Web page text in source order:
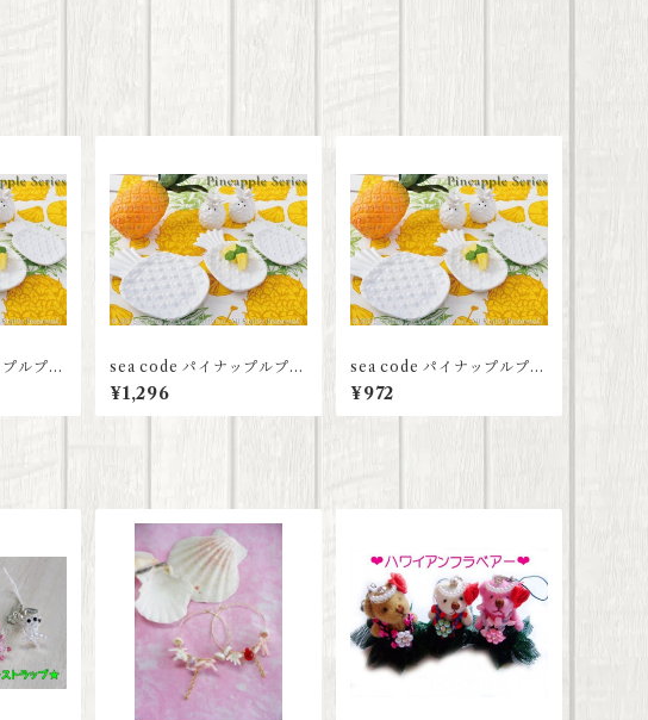
ルプレ
sea code パイナップルプレ
ート L
¥1,296
sea code パイナップルプレ
ート M
¥972